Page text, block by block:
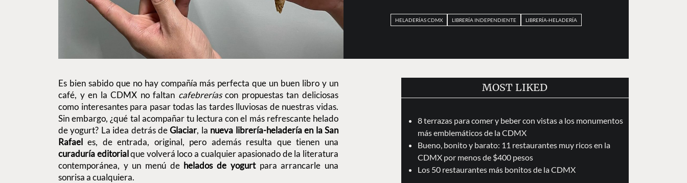
HELADERÍAS CDMX LIBRERÍA INDEPENDIENTE LIBRERÍA-HELADERÍA
Es bien sabido que no hay compañía más perfecta que un buen libro y un
café, y en la CDMX no faltan cafebreríascon propuestas tan deliciosas
como interesantes para pasar todas las tardes lluviosas de nuestras vidas.
Sin embargo, ¿qué tal acompañar tu lectura con el más refrescante helado
de yogurt? La idea detrás deGlaciar, la nueva librería-heladería en la San
Rafael es, de entrada, original, pero además resulta que tienen una
curaduría editorialque volverá loco a cualquier apasionado de la literatura
contemporánea, y un menú dehelados de yogurtpara arrancarle una
sonrisa a cualquiera.
MOST LIKED
8 terrazas para comer y beber con vistas a los monumentos
más emblemáticos de la CDMX
Bueno, bonito y barato: 11 restaurantes muy ricos en la
CDMX por menos de $400 pesos
Los 50 restaurantes más bonitos de la CDMX